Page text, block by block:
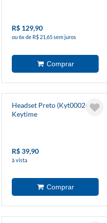
R$ 129,90
ou 6x de R$ 21,65 sem juros
Headset Preto (Kyt00026) -
Keytime
R$ 39,90
à vista